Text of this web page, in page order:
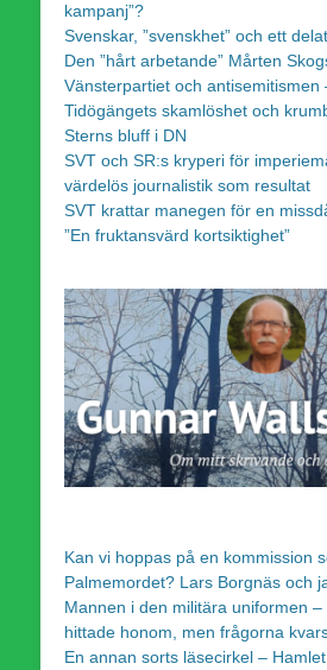
kampanj”?
Svenskar, ”svenskhet” och ett
Den ”hårt arbetande” Mårten
Vänsterpartiet och antisemitismen
Tidögängets skamlöshet och
Sterns bluff i DN
SVT och SR:s kryperi för
värdelös journalistik som resultat
SVT krattar manegen för en
”En fruktansvärd kortsiktighet”
Kan vi hoppas på en kommission
Palmemordet? Lars Borgnäs och
Mannen i den militära uniformen
hittade honom, men frågorna
En annan sorts läsecirkel –